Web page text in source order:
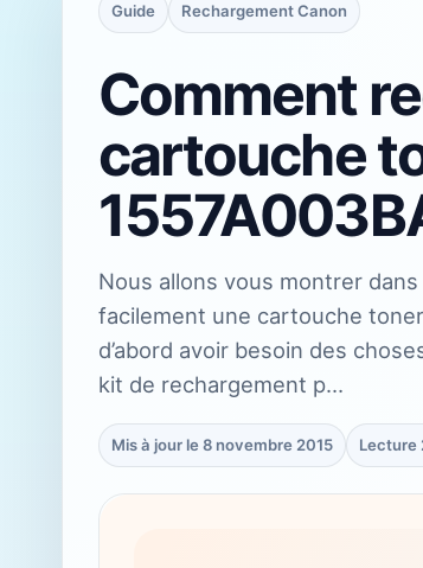
Guide Rechargement Canon
Comment
cartouche
Nous allons vous montrer
facilement une cartouche
d’abord avoir besoin des
kit de rechargement p…
Mis à jour le 8 novembre 2015 Lecture